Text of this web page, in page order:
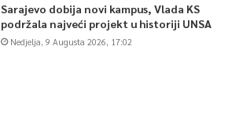
Sarajevo dobija novi kampus, Vlada KS
podržala najveći projekt u historiji UNSA
Nedjelja, 9 Augusta 2026, 17:02